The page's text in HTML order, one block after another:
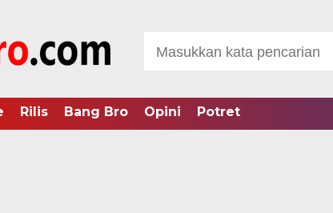
Rilis Bang Bro Opini Potret